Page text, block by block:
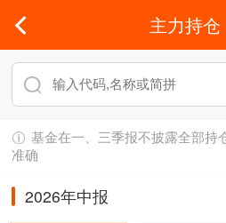
主力持仓
基金在一、三季报不披露全部持
准确
2026年中报